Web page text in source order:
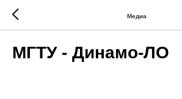
Медиа
МГТУ - Динамо-ЛО